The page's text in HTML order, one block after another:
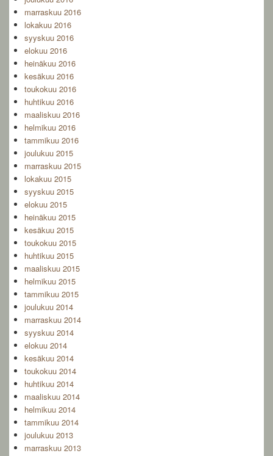
marraskuu 2016
lokakuu 2016
syyskuu 2016
elokuu 2016
heinäkuu 2016
kesäkuu 2016
toukokuu 2016
huhtikuu 2016
maaliskuu 2016
helmikuu 2016
tammikuu 2016
joulukuu 2015
marraskuu 2015
lokakuu 2015
syyskuu 2015
elokuu 2015
heinäkuu 2015
kesäkuu 2015
toukokuu 2015
huhtikuu 2015
maaliskuu 2015
helmikuu 2015
tammikuu 2015
joulukuu 2014
marraskuu 2014
syyskuu 2014
elokuu 2014
kesäkuu 2014
toukokuu 2014
huhtikuu 2014
maaliskuu 2014
helmikuu 2014
tammikuu 2014
joulukuu 2013
marraskuu 2013